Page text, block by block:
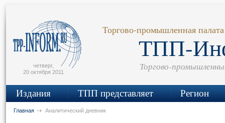
четверг,
20 октября 2011
Торгово-промышленная
ТПП-
Торгово-
Издания ТПП представляет Регион
Главная Аналитический дневник